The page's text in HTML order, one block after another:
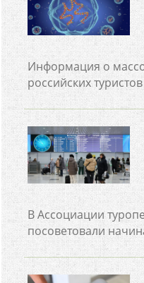
Информация о
российских
В Ассоциации
посоветовали